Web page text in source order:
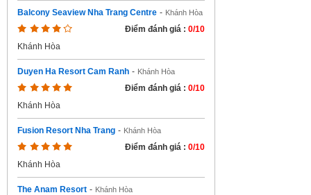
Balcony Seaview Nha Trang Centre - Khánh Hòa
Điểm đánh giá : 0/10
Khánh Hòa
Duyen Ha Resort Cam Ranh - Khánh Hòa
Điểm đánh giá : 0/10
Khánh Hòa
Fusion Resort Nha Trang - Khánh Hòa
Điểm đánh giá : 0/10
Khánh Hòa
The Anam Resort - Khánh Hòa